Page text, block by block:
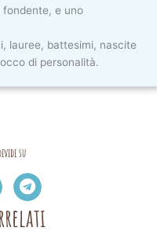
e uno
lauree, battesimi, nascite
di personalità.
su